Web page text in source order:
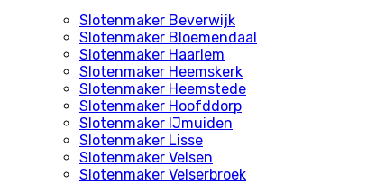
Slotenmaker Beverwijk
Slotenmaker Bloemendaal
Slotenmaker Haarlem
Slotenmaker Heemskerk
Slotenmaker Heemstede
Slotenmaker Hoofddorp
Slotenmaker IJmuiden
Slotenmaker Lisse
Slotenmaker Velsen
Slotenmaker Velserbroek